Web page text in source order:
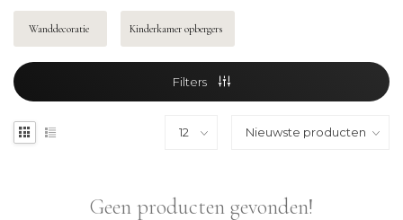
Wanddecoratie Kinderkamer opbergers
Filters
Geen producten gevonden!